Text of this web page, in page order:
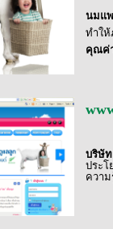
นมแ
ทำใ
คุณค่
บริษัท
ประ
ควา